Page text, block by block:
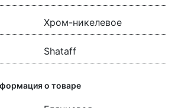
Хром-никелевое
Shataff
о товаре